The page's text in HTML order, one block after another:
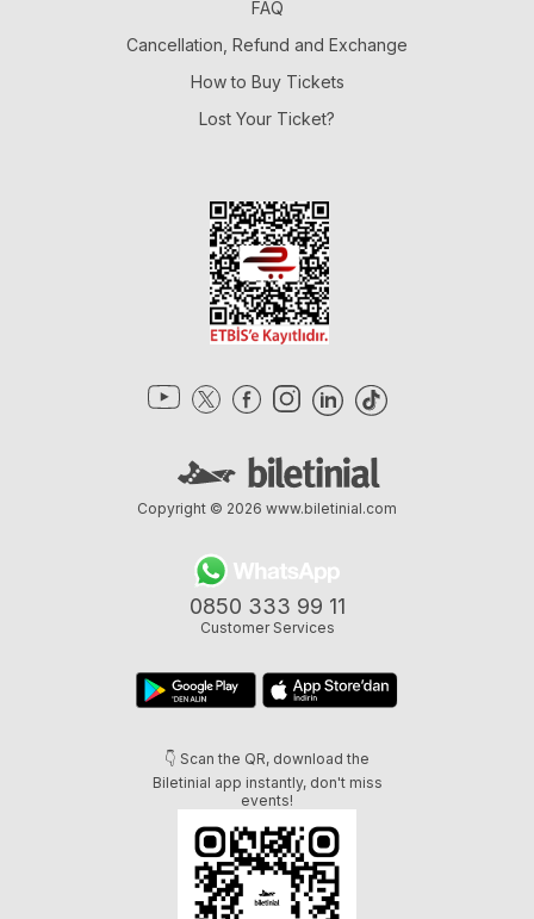
FAQ
Cancellation, Refund and Exchange
How to Buy Tickets
Lost Your Ticket?
0850 333 99 11
Customer Services
👇 Scan the QR, download the
Biletinial app instantly, don't miss
events!
Copyright © 2026 www.biletinial.com